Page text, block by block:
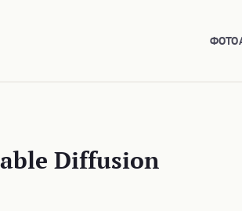
Diffusion